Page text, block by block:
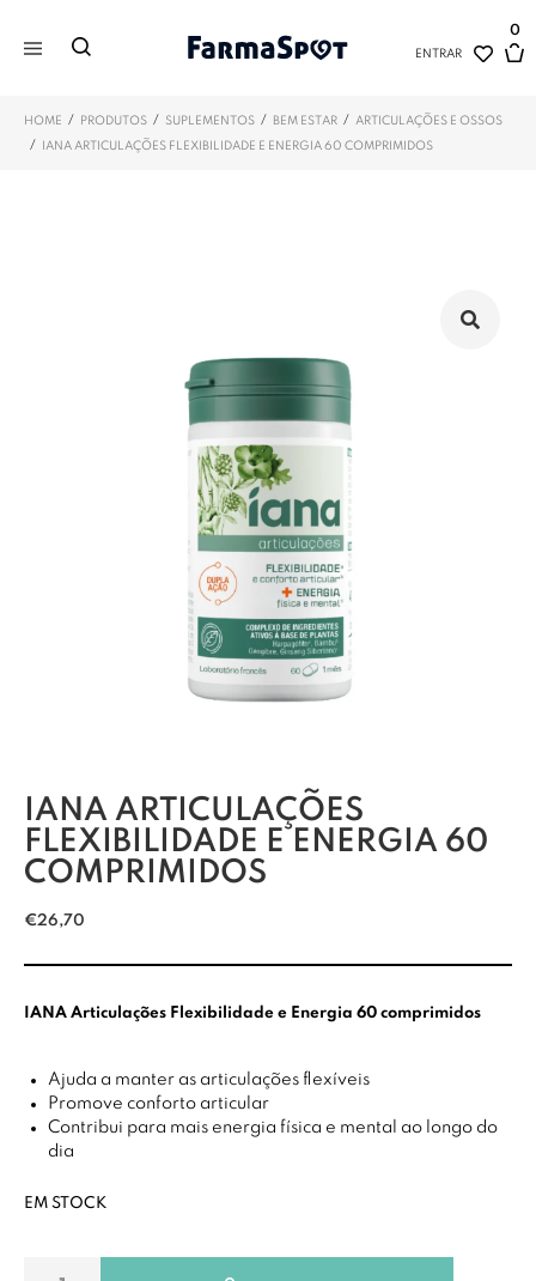
ENTRAR
0
HOME / PRODUTOS / SUPLEMENTOS / BEM ESTAR / ARTICULAÇÕES E OSSOS
/
IANA ARTICULAÇÕES FLEXIBILIDADE E ENERGIA 60 COMPRIMIDOS
IANA ARTICULAÇÕES
FLEXIBILIDADE E ENERGIA 60
COMPRIMIDOS
€26,70
IANA Articulações Flexibilidade e Energia 60 comprimidos
Ajuda a manter as articulações flexíveis
Promove conforto articular
Contribui para mais energia física e mental ao longo do
dia
EM STOCK